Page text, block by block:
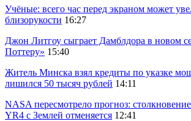
Учёные: всего час перед экраном может
близорукости 16:27
Джон Литгоу сыграет Дамблдора в новом
Поттеру» 15:40
Житель Минска взял кредиты по указке
лишился 50 тысяч рублей 14:11
NASA пересмотрело прогноз:
YR4 с Землей отменяется 12:41